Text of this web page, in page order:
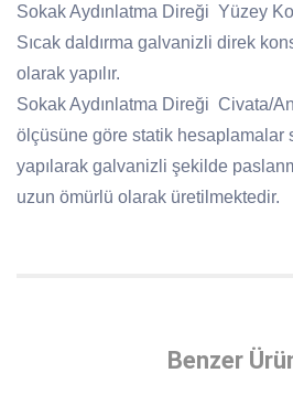
Sokak Aydınlatma Direği Yüzey
Sıcak daldırma galvanizli direk
olarak yapılır.
Sokak Aydınlatma Direği Civata/
ölçüsüne göre statik hesaplamalar
yapılarak galvanizli şekilde
uzun ömürlü olarak üretilmektedir.
Benzer